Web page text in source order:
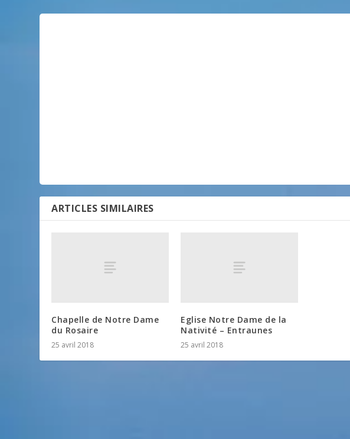
ARTICLES SIMILAIRES
Chapelle de Notre Dame
du Rosaire
25 avril 2018
Eglise Notre Dame de la
Nativité – Entraunes
25 avril 2018